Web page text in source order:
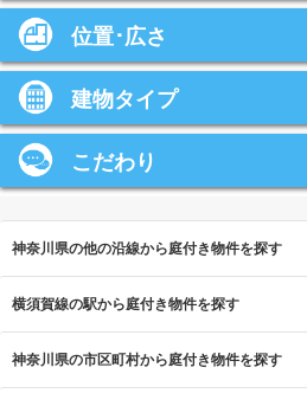
位置･広さ
建物タイプ
こだわり
神奈川県の他の沿線から庭付き物件を探す
横須賀線の駅から庭付き物件を探す
神奈川県の市区町村から庭付き物件を探す